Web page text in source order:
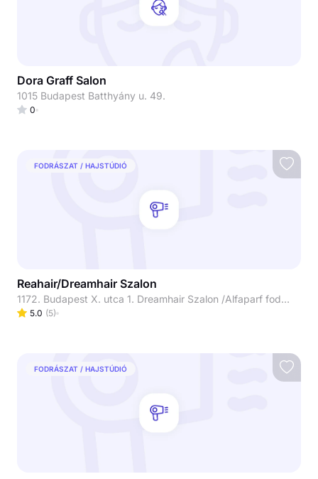
Dora Graff Salon
1015 Budapest Batthyány u. 49.
0
FODRÁSZAT / HAJSTÚDIÓ
Reahair/Dreamhair Szalon
1172. Budapest X. utca 1. Dreamhair Szalon /Alfaparf fodrászat (Skylux /Luxoya mellett)
5.0 (5)
FODRÁSZAT / HAJSTÚDIÓ